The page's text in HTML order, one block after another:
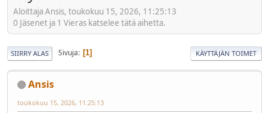
Aloittaja Ansis, toukokuu 15, 2026, 11:25:13
0 Jäsenet ja 1 Vieras katselee tätä aihetta.
SIIRRY ALAS Sivuja 1 KÄYTTÄJÄN TOIMET
Ansis
toukokuu 15, 2026, 11:25:13